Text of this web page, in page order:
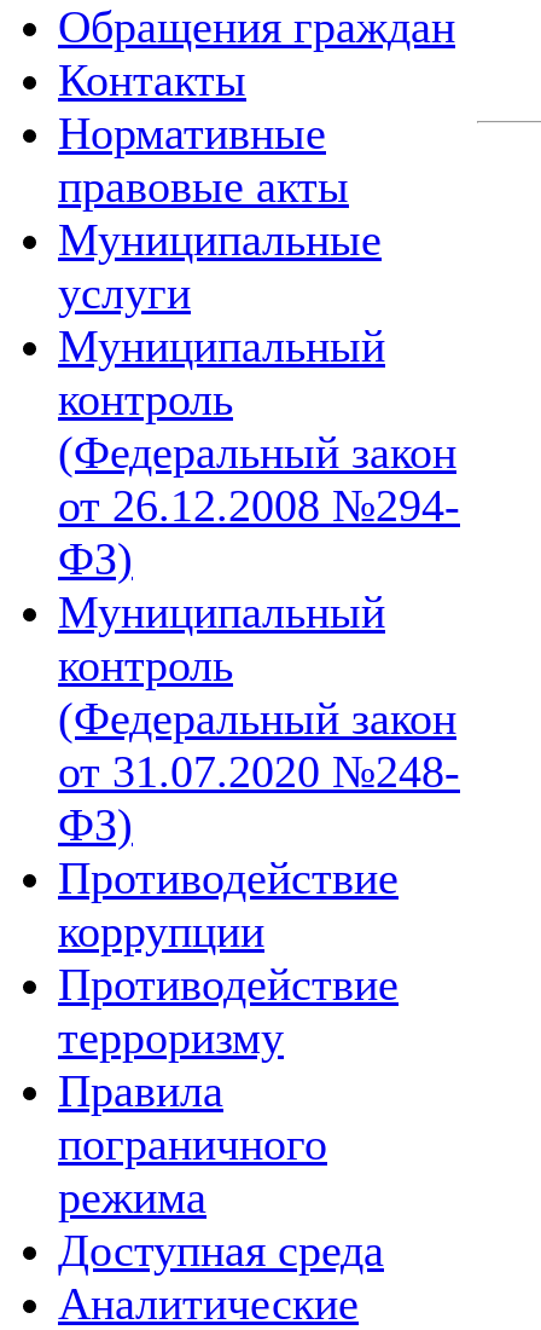
Обращения граждан
Контакты
Нормативные
правовые акты
Муниципальные
услуги
Муниципальный
контроль
(Федеральный закон
от 26.12.2008 №294-
ФЗ)
Муниципальный
контроль
(Федеральный закон
от 31.07.2020 №248-
ФЗ)
Противодействие
коррупции
Противодействие
терроризму
Правила
пограничного
режима
Доступная среда
Аналитические